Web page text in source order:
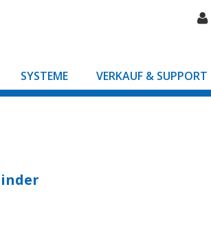
SYSTEME VERKAUF & SUPPORT